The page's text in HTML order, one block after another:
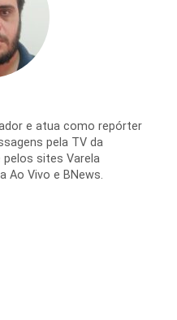
e atua como repórter
pela TV da
pelos sites Varela
Ao Vivo e BNews.